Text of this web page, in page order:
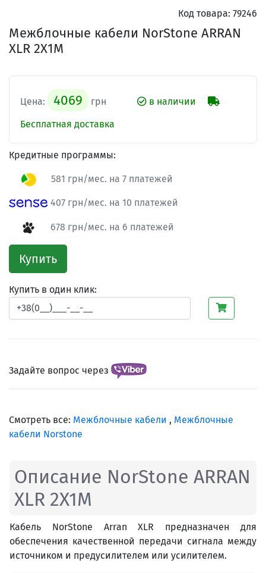
Код товара: 79246
Межблочные кабели NorStone ARRAN
XLR 2X1M
Цена: 4069 грн
в наличии
Бесплатная доставка
Кредитные программы:
581 грн/мес. на 7 платежей
407 грн/мес. на 10 платежей
678 грн/мес. на 6 платежей
Купить
Купить в один клик:
Задайте вопрос через
Смотреть все: Межблочные кабели , Межблочные
кабели Norstone
Описание NorStone ARRAN
XLR 2X1M
Кабель NorStone Arran XLR предназначен для
обеспечения качественной передачи сигнала между
источником и предусилителем или усилителем.